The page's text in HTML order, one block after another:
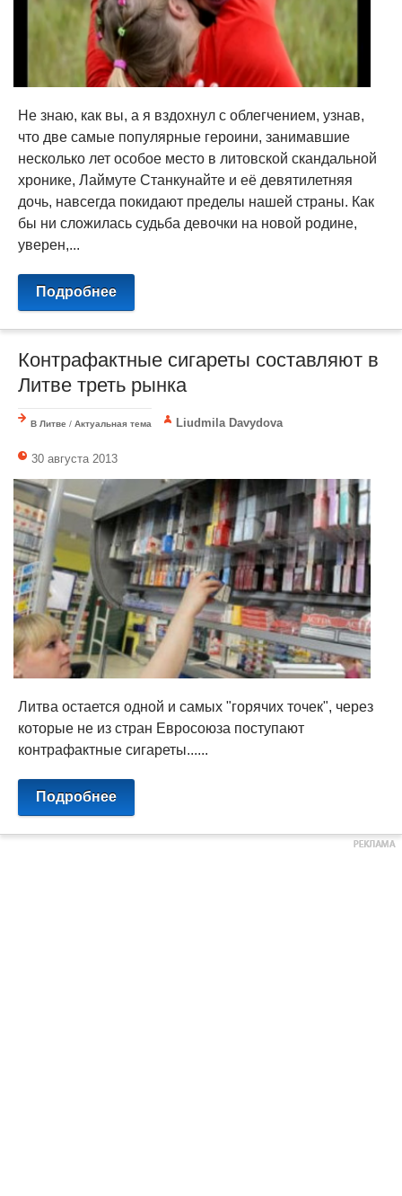
Не знаю, как вы, а я вздохнул с облегчением, узнав,
что две самые популярные героини, занимавшие
несколько лет особое место в литовской скандальной
хронике, Лаймуте Станкунайте и её девятилетняя
дочь, навсегда покидают пределы нашей страны. Как
бы ни сложилась судьба девочки на новой родине,
уверен,...
Подробнее
Контрафактные сигареты составляют в
Литве треть рынка
В Литве / Актуальная тема Liudmila Davydova
30 августа 2013
Литва остается одной и самых "горячих точек", через
которые не из стран Евросоюза поступают
контрафактные сигареты......
Подробнее